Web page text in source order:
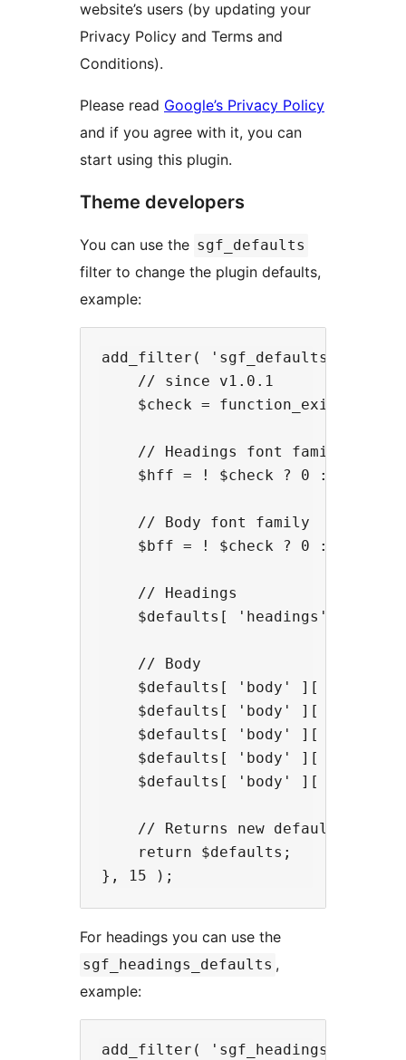
website’s users (by updating your
Privacy Policy and Terms and
Conditions).
Please read Google’s Privacy Policy
and if you agree with it, you can
start using this plugin.
Theme developers
You can use the sgf_defaults
filter to change the plugin defaults,
example:
add_filter( 'sgf_defaults',
    // since v1.0.1
$check = function_exists(
    // Headings font family
$hff = ! $check ? 0 :
    // Body font family
$bff = ! $check ? 0 :
    // Headings
$defaults[ 'headings' ][
    // Body
$defaults[ 'body' ][ 'ff' ]
$defaults[ 'body' ][ 'wt' ]
$defaults[ 'body' ][ 'lh' ]
$defaults[ 'body' ][ 'ls' ]
$defaults[ 'body' ][ 'ws' ]
    // Returns new defaults
    return $defaults;
For headings you can use the
sgf_headings_defaults ,
example:
add_filter(